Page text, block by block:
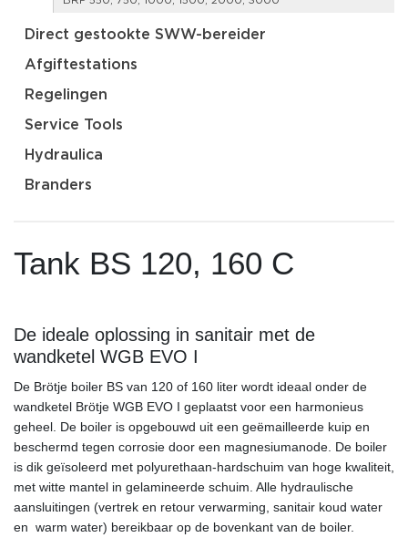
Direct gestookte SWW-bereider
Afgiftestations
Regelingen
Service Tools
Hydraulica
Branders
Tank BS 120, 160 C
De ideale oplossing in sanitair met de
wandketel WGB EVO I
De Brötje boiler BS van 120 of 160 liter wordt ideaal onder de
wandketel Brötje WGB EVO I geplaatst voor een harmonieus
geheel. De boiler is opgebouwd uit een geëmailleerde kuip en
beschermd tegen corrosie door een magnesiumanode. De boiler
is dik geïsoleerd met polyurethaan-hardschuim van hoge kwaliteit,
met witte mantel in gelamineerde schuim. Alle hydraulische
aansluitingen (vertrek en retour verwarming, sanitair koud water
en warm water) bereikbaar op de bovenkant van de boiler.